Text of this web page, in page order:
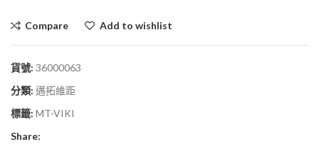
Compare Add to wishlist
貨號: 36000063
分類: 邁拓維距
標籤: MT-VIKI
Share: